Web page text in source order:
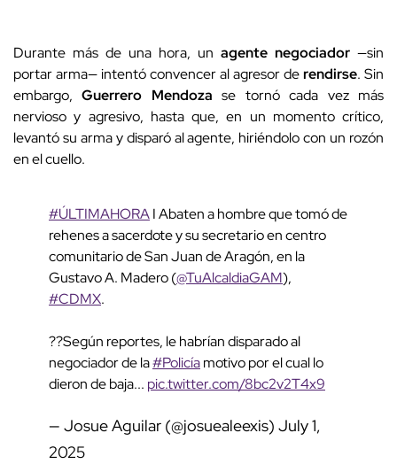
Durante más de una hora, un agente negociador —sin
portar arma— intentó convencer al agresor derendirse. Sin
embargo,Guerrero Mendoza se tornó cada vez más
nervioso y agresivo, hasta que, en un momento crítico,
levantó su arma y disparó al agente, hiriéndolo con un rozón
en el cuello.
#ÚLTIMAHORAI Abaten a hombre que tomó de
rehenes a sacerdote y su secretario en centro
comunitario de San Juan de Aragón, en la
Gustavo A. Madero (@TuAlcaldiaGAM),
#CDMX.
??Según reportes, le habrían disparado al
negociador de la#Policíamotivo por el cual lo
dieron de baja... pic.twitter.com/8bc2v2T4x9
— Josue Aguilar (@josuealeexis) July 1,
2025